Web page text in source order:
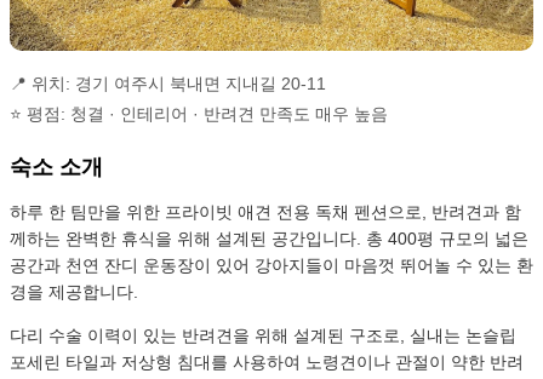
📍 위치: 경기 여주시 북내면 지내길 20-11
⭐ 평점: 청결 · 인테리어 · 반려견 만족도 매우 높음
숙소 소개
하루 한 팀만을 위한 프라이빗 애견 전용 독채 펜션으로, 반려견과 함
께하는 완벽한 휴식을 위해 설계된 공간입니다. 총 400평 규모의 넓은
공간과 천연 잔디 운동장이 있어 강아지들이 마음껏 뛰어놀 수 있는 환
경을 제공합니다.
다리 수술 이력이 있는 반려견을 위해 설계된 구조로, 실내는 논슬립
포세린 타일과 저상형 침대를 사용하여 노령견이나 관절이 약한 반려